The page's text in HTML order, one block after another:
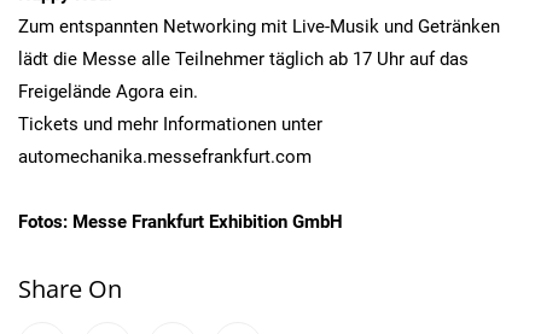
Zum entspannten Networking mit Live-Musik und Getränken
lädt die Messe alle Teilnehmer täglich ab 17 Uhr auf das
Freigelände Agora ein.
Tickets und mehr Informationen unter
automechanika.messefrankfurt.com
Fotos: Messe Frankfurt Exhibition GmbH
Share On